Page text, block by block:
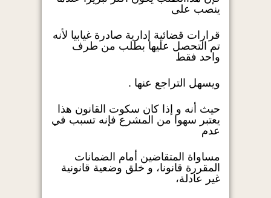
ينصب على
قرارات قضائية إدارية صادرة غيابيا لأنه
تم التحصل عليها بطلب من طرف
واحد فقط
ويسهل التراجع عنها .
حيث أنه و إذا كان سكوت القانون هذا
يعتبر سهوا من المشرع فإنه تسبب في
عدم
مساواة المتقاضين أمام الضمانات
المقررة قانونا، و خلق وضعية قانونية
غير عادلة،